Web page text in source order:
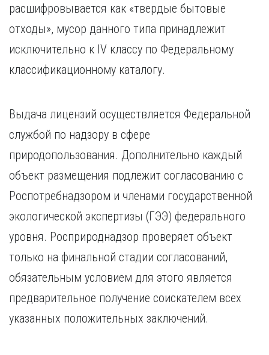
Калининград
Кемерово
Киров
Краснодар
Красноярск
Л
Магнитогорск
Махачкала
Мурманск
Н
Набережные Челны
Нижний Новгород
Нижний Тагил
Новокузнецк
Тюмень
У
Улан-Удэ
Хабаровск
Чебоксары
Челябинск
Чита
Я
Ярославль
расшифровывается как «твердые бытовые
отходы», мусор данного типа принадлежит
исключительно к IV классу по Федеральному
классификационному каталогу.
Выдача лицензий осуществляется Федеральной
службой по надзору в сфере
природопользования. Дополнительно каждый
объект размещения подлежит согласованию с
Роспотребнадзором и членами государственной
экологической экспертизы (ГЭЭ) федерального
уровня. Росприроднадзор проверяет объект
только на финальной стадии согласований,
обязательным условием для этого является
предварительное получение соискателем всех
указанных положительных заключений.